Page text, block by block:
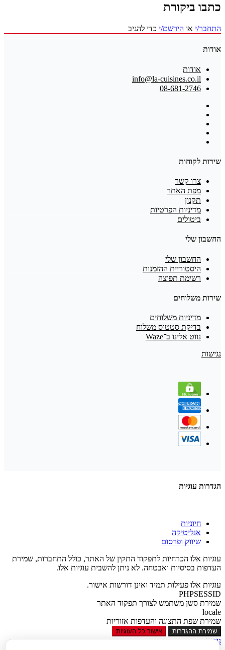
כתבו ביקורת
התחבר/י או הירשם/י כדי להגיב
אודות
אודות
info@la-cuisines.co.il
08-681-2746
שירות לקוחות
צרו קשר
מפת האתר
תקנון
מדיניות הפרטיות
ביטולים
החשבון שלי
החשבון שלי
היסטוריית ההזמנות
רשימת תפוצה
שירות משלוחים
מדיניות משלוחים
בדיקת סטטוס משלוח
נווט אלינו ב־Waze
נגישות
הגדרות עוגיות
חיוניות
אנליטיקה
שיווק ופרסום
עוגיות אלו הכרחיות לתפקוד התקין של האתר, כולל התחברות, שמירת
העדפות בסיסיות ואבטחה. לא ניתן להשבית עוגיות אלו.
עוגיות אלו פעילות תמיד ואינן דורשות אישור.
PHPSESSID
שמירת סשן משתמש לצורך תפקוד האתר
locale
שמירת שפת התצוגה והעדפות אזוריות
שמירת ההגדרות אישור כל העוגיות
נגישות